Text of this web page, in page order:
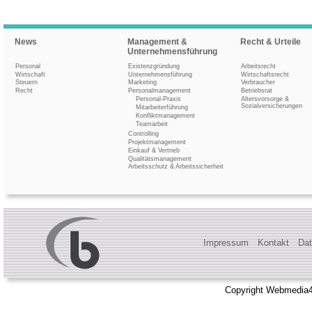
News
Personal
Wirtschaft
Steuern
Recht
Management &
Unternehmensführung
Existenzgründung
Unternehmensführung
Marketing
Personalmanagement
Personal-Praxis
Mitarbeiterführung
Konfliktmanagement
Teamarbeit
Controlling
Projektmanagement
Einkauf & Vertrieb
Qualitätsmanagement
Arbeitsschutz & Arbeitssicherheit
Recht & Urteile
Arbeitsrecht
Wirtschaftsrecht
Verbraucher
Betriebsrat
Altersvorsorge &
Sozialversicherungen
Impressum Kontakt
Copyright